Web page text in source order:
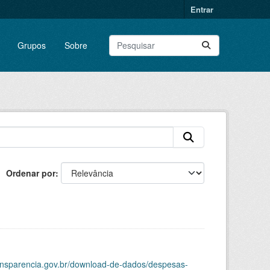
Entrar
Grupos Sobre
Ordenar por
download-de-dados/despesas-